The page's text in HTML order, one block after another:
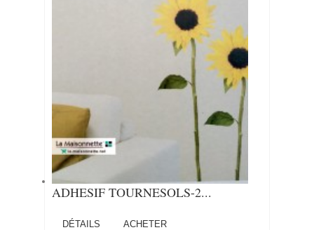
ADHESIF TOURNESOLS-2...
DÉTAILS ACHETER